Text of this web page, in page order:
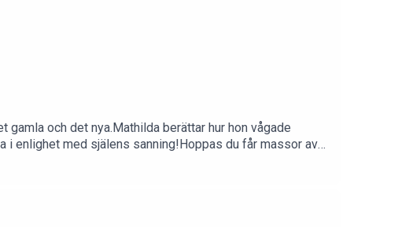
och det nya.Mathilda berättar hur hon vågade
i enlighet med själens sanning!Hoppas du får massor av
Mathilda Ritzén på:Instagram:
podcasts.apple.com/se/podcast/live-your-truth-med-
www.facebook.com/groups/medicinewomanpodcast